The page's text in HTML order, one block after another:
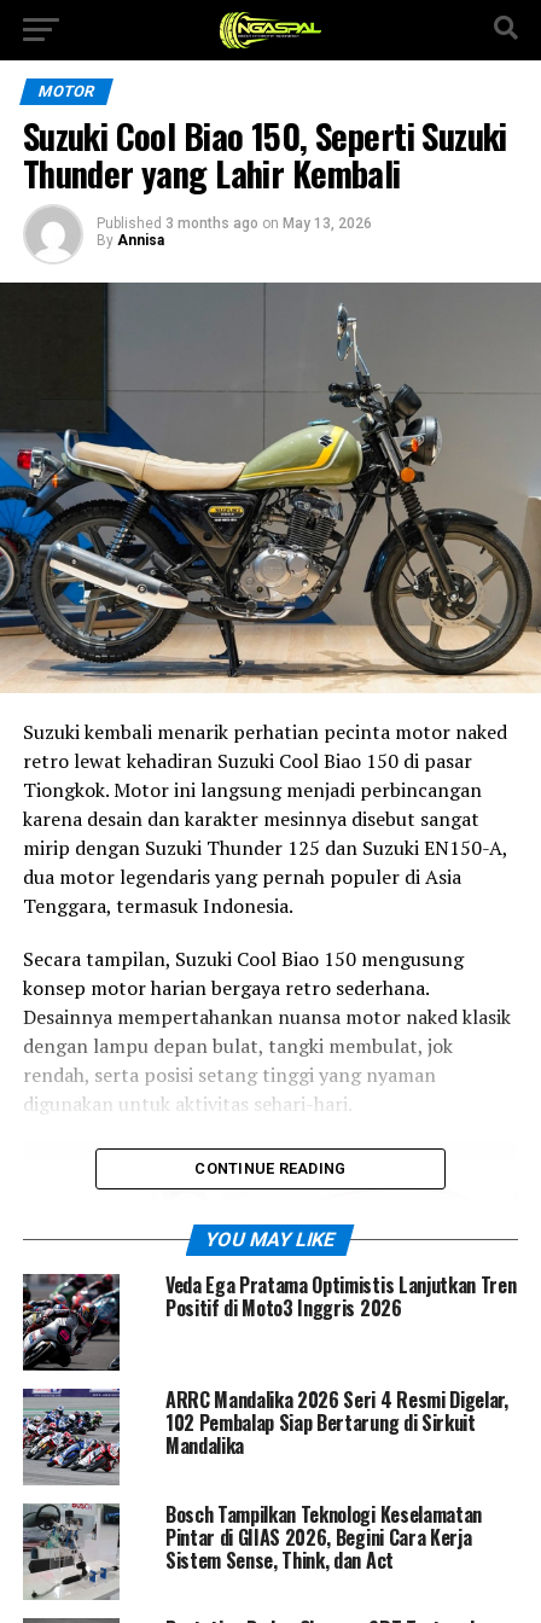
MOTOR
Suzuki Cool Biao 150, Seperti Suzuki
Thunder yang Lahir Kembali
Published 3 months ago on May 13, 2026
By Annisa
Suzuki kembali menarik perhatian pecinta motor naked
retro lewat kehadiran Suzuki Cool Biao 150 di pasar
Tiongkok. Motor ini langsung menjadi perbincangan
karena desain dan karakter mesinnya disebut sangat
mirip dengan Suzuki Thunder 125 dan Suzuki EN150-A,
dua motor legendaris yang pernah populer di Asia
Tenggara, termasuk Indonesia.
Secara tampilan, Suzuki Cool Biao 150 mengusung
konsep motor harian bergaya retro sederhana.
Desainnya mempertahankan nuansa motor naked klasik
dengan lampu depan bulat, tangki membulat, jok
rendah, serta posisi setang tinggi yang nyaman
digunakan untuk aktivitas sehari-hari.
CONTINUE READING
YOU MAY LIKE
Veda Ega Pratama Optimistis Lanjutkan Tren
Positif di Moto3 Inggris 2026
ARRC Mandalika 2026 Seri 4 Resmi Digelar,
102 Pembalap Siap Bertarung di Sirkuit
Mandalika
Bosch Tampilkan Teknologi Keselamatan
Pintar di GIIAS 2026, Begini Cara Kerja
Sistem Sense, Think, dan Act